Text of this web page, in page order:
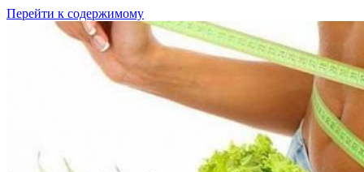
Перейти к содержимому